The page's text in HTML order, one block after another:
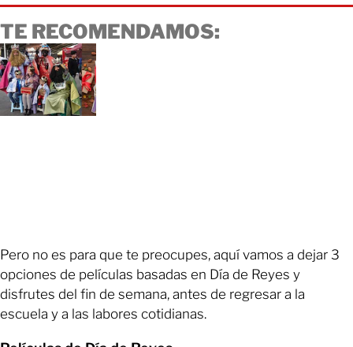
TE RECOMENDAMOS:
Pero no es para que te preocupes, aquí vamos a dejar 3
opciones de películas basadas en Día de Reyes y
disfrutes del fin de semana, antes de regresar a la
escuela y a las labores cotidianas.